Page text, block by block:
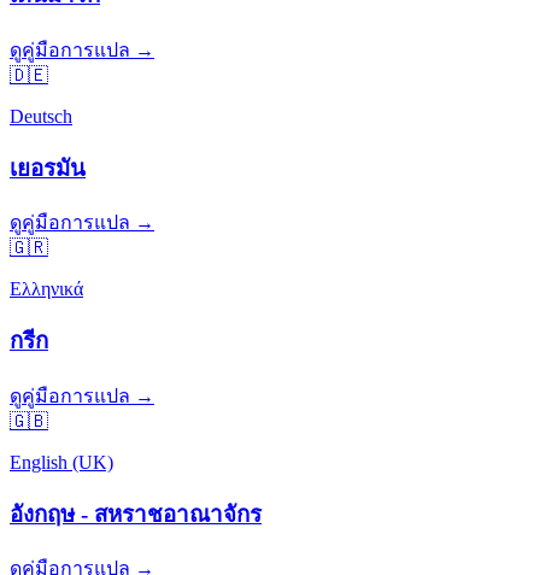
ดูคู่มือการแปล →
🇩🇪
Deutsch
เยอรมัน
ดูคู่มือการแปล →
🇬🇷
Ελληνικά
กรีก
ดูคู่มือการแปล →
🇬🇧
English (UK)
อังกฤษ - สหราชอาณาจักร
ดูคู่มือการแปล →